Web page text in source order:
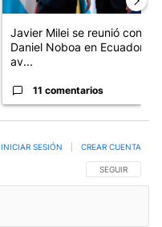
Javier Milei se reunió con
Daniel Noboa en Ecuador y
av...
11 comentarios
SIGA ESTA
SEGUIR
INICIAR SESIÓN CREAR CUENTA